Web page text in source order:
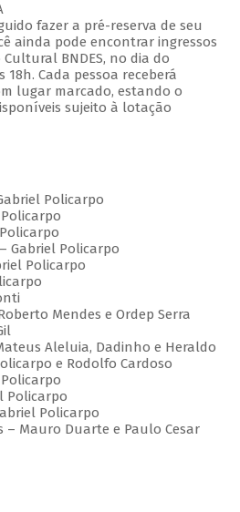
fazer a pré-reserva de seu
ainda pode encontrar ingressos
BNDES, no dia do
Cada pessoa receberá
lugar marcado, estando o
sujeito à lotação
Policarpo
Gabriel Policarpo
Policarpo
Mendes e Ordep Serra
Aleluia, Dadinho e Heraldo
e Rodolfo Cardoso
Policarpo
Policarpo
– Mauro Duarte e Paulo Cesar